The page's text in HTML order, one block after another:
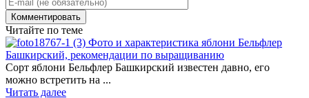
Читайте по теме
Фото и характеристика яблони Бельфлер
Башкирский, рекомендации по выращиванию
Сорт яблони Бельфлер Башкирский известен давно, его
можно встретить на ...
Читать далее